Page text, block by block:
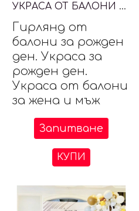
УКРАСА ОТ БАЛОНИ ЗА РОЖДЕН ДЕН
Гирлянд от
балони за рожден
ден. Украса за
рожден ден.
Украса от балони
за жена и мъж
Запитване
КУПИ